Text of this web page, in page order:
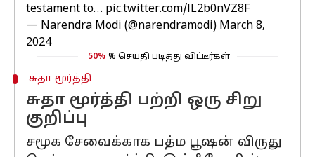
testament to… pic.twitter.com/lL2b0nVZ8F
— Narendra Modi (@narendramodi) March 8,
2024
50% % செய்தி படித்து விட்டீர்கள்
சுதா மூர்த்தி
சுதா மூர்த்தி பற்றி ஒரு சிறு
குறிப்பு
சமூக சேவைக்காக பத்ம பூஷன் விருது